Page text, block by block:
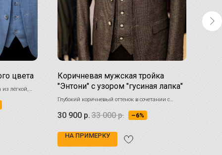
цвета
из лёгкой,
Коричневая мужская тройка
"Энтони" с узором "гусиная лапка"
Глубокий коричневый оттенок в сочетании с
классическим узором "гусиная лапка" создаёт
утончённый и стильный образ
30 900 р. 33 000 р. –6%
НА ПРИМЕРКУ
для
34